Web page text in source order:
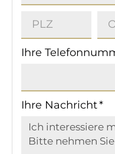
Ihre
Ihre Nachricht *